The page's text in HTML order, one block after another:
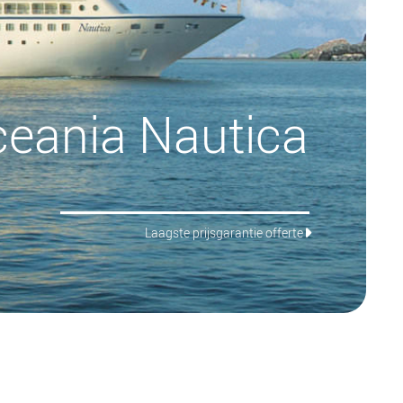
Nautica
Laagste prijsgarantie offerte